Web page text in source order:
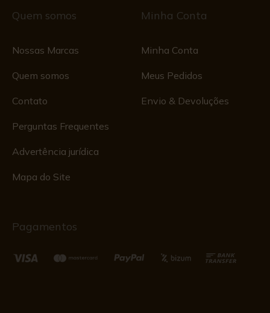
Quem somos
Nossas Marcas
Quem somos
Contato
Perguntas Frequentes
Advertência jurídica
Mapa do Site
Minha Conta
Minha Conta
Meus Pedidos
Envio & Devoluções
Pagamentos